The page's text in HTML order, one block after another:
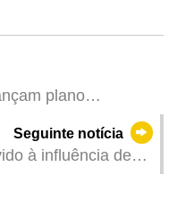
plano
Junho
Seguinte notícia
à influência de